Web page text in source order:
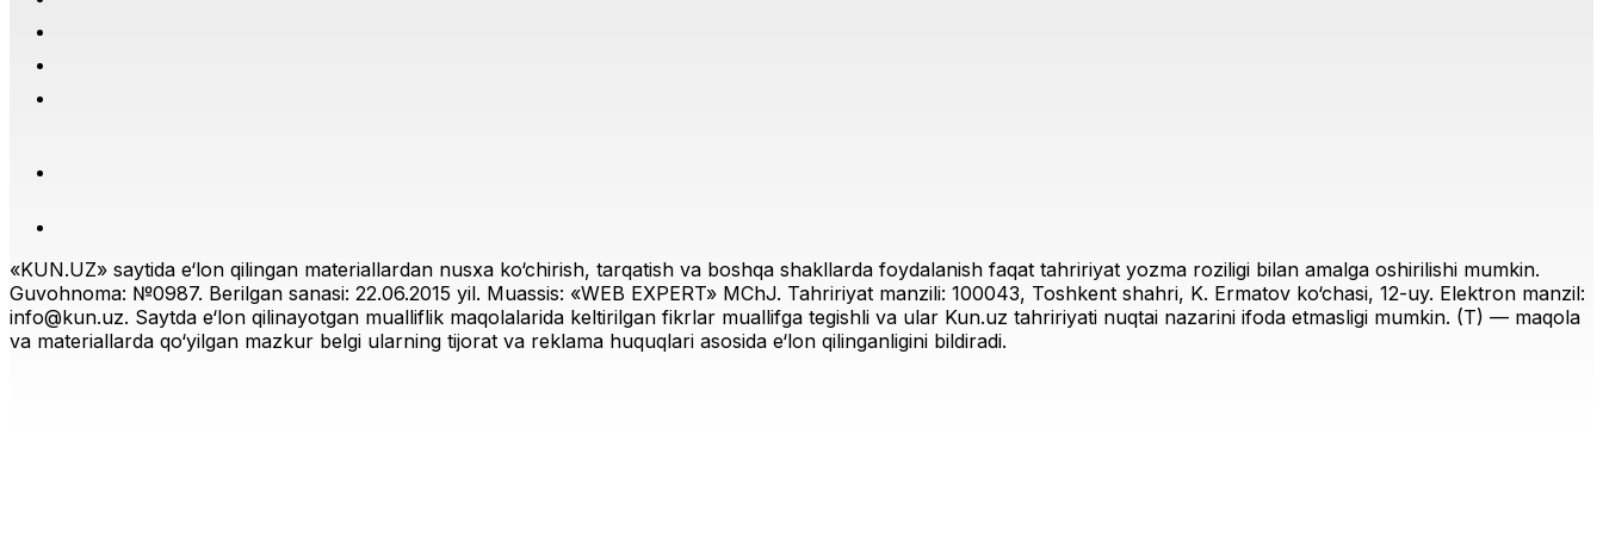
«KUN.UZ» saytida e‘lon qilingan materiallardan nusxa ko‘chirish, tarqatish va boshqa shakllarda foydalanish faqat tahririyat yozma roziligi bilan amalga oshirilishi mumkin.
Guvohnoma: №0987. Berilgan sanasi: 22.06.2015 yil. Muassis: «WEB EXPERT» MChJ. Tahririyat manzili: 100043, Toshkent shahri, K. Ermatov ko‘chasi, 12-uy. Elektron manzil:
info@kun.uz. Saytda e‘lon qilinayotgan mualliflik maqolalarida keltirilgan fikrlar muallifga tegishli va ular Kun.uz tahririyati nuqtai nazarini ifoda etmasligi mumkin. (T) — maqola
va materiallarda qo‘yilgan mazkur belgi ularning tijorat va reklama huquqlari asosida e‘lon qilinganligini bildiradi.